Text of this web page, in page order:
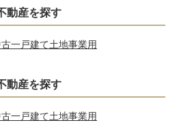
動産を探す
一戸建て土地事業用
動産を探す
一戸建て土地事業用